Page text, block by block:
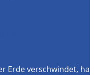
Erde verschwindet,